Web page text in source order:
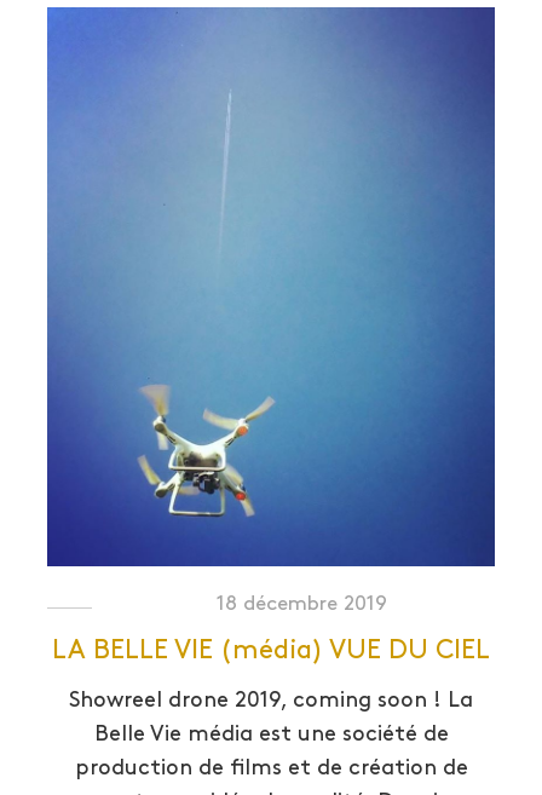
18 décembre 2019
LA BELLE VIE (média) VUE DU CIEL
Showreel drone 2019, coming soon ! La
Belle Vie média est une société de
production de films et de création de